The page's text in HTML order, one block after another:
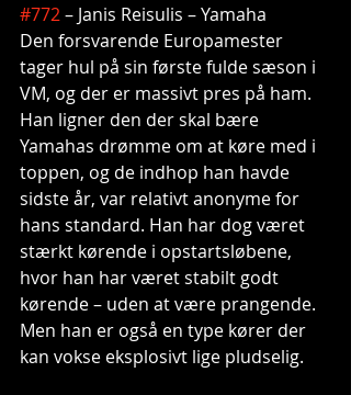
#772 – Janis Reisulis – Yamaha
Den forsvarende Europamester
tager hul på sin første fulde sæson i
VM, og der er massivt pres på ham.
Han ligner den der skal bære
Yamahas drømme om at køre med i
toppen, og de indhop han havde
sidste år, var relativt anonyme for
hans standard. Han har dog været
stærkt kørende i opstartsløbene,
hvor han har været stabilt godt
kørende – uden at være prangende.
Men han er også en type kører der
kan vokse eksplosivt lige pludselig.